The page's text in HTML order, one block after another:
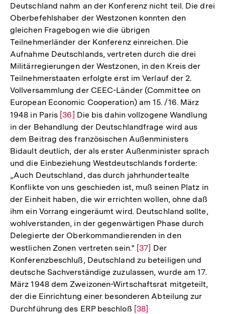
Auflösung
der
Deutschland nahm an der Konferenz nicht teil. Die drei
Oberbefehlshaber der Westzonen konnten den
gleichen Fragebogen wie die übrigen
Teilnehmerländer der Konferenz einreichen. Die
Aufnahme Deutschlands, vertreten durch die drei
Militärregierungen der Westzonen, in den Kreis der
Teilnehmerstaaten erfolgte erst im Verlauf der 2.
Vollversammlung der CEEC-Länder (Committee on
European Economic Cooperation) am 15. /16. März
1948 in Paris Zur
Auflösung
der
Fußnote
[36] Die bis dahin vollzogene Wandlung
in der Behandlung der Deutschlandfrage wird aus
dem Beitrag des französischen Außenministers
Bidault deutlich, der als erster Außenminister sprach
und die Einbeziehung Westdeutschlands forderte:
„Auch Deutschland, das durch jahrhundertealte
Konflikte von uns geschieden ist, muß seinen Platz in
der Einheit haben, die wir errichten wollen, ohne daß
ihm ein Vorrang eingeräumt wird. Deutschland sollte,
wohlverstanden, in der gegenwärtigen Phase durch
Delegierte der Oberkommandierenden in den
westlichen Zonen vertreten sein." Zur
Auflösung
der
Fußnote
[37] Der
Konferenzbeschluß, Deutschland zu beteiligen und
deutsche Sachverständige zuzulassen, wurde am 17.
März 1948 dem Zweizonen-Wirtschaftsrat mitgeteilt,
der die Einrichtung einer besonderen Abteilung zur
Durchführung des ERP beschloß Zur
[38]